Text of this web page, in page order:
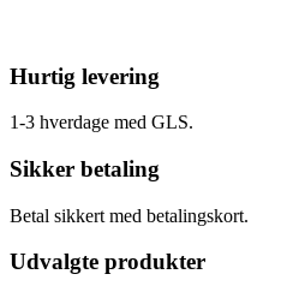
Hurtig levering
1-3 hverdage med GLS.
Sikker betaling
Betal sikkert med betalingskort.
Udvalgte produkter